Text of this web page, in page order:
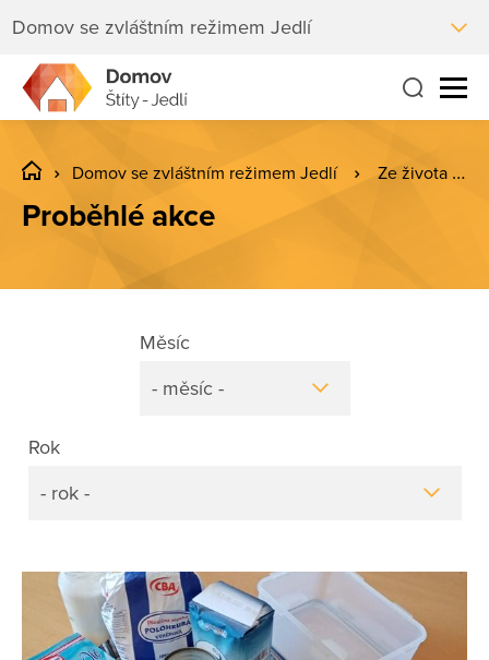
Domov se zvláštním režimem Jedlí
Domov se zvláštním režimem Jedlí Ze života Jedlí
Proběhlé akce
Rok
- rok -
Měsíc
- měsíc -